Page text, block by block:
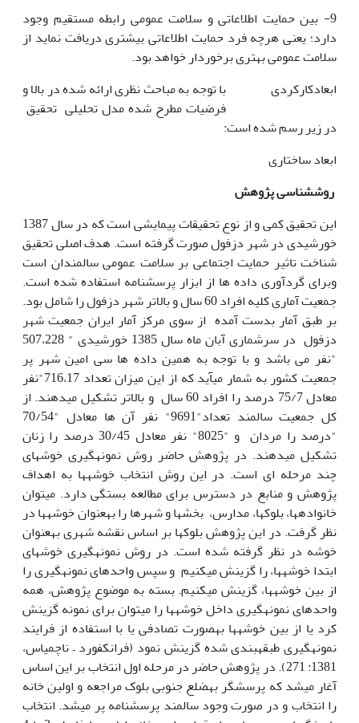
9- بین حمایت اطلاعاتی و سلامت عمومی رابطه مستقیم وجود
دارد؛ یعنی هرچه فرد حمایت اطلاعاتی بیشتری دریافت نماید از
سلامت عمومی بهتری برخوردار خواهد بود.
ابعادکارکردی
با توجه به مباحث نظری ارائه شده در بالا و
فرضیات مطرح شده مدل تحلیلی تحقیق
در زیر رسم شده است:
ابعاد ساختاری
روش­شناسی پژوهش
این تحقیق کمی و از نوع تحقیقات پیمایشی است که در سال 1387
خورشیدی در شهر دزفول صورت گرفته است. هدف اصلی تحقیق
شناخت تاثیر حمایت اجتماعی بر سلامت عمومی سالمندان است
وبرای گردآوری داده ها از ابزار پرسشنامه استفاده شده است.
جمعیت آماری کلیه افراد 60 سال و بالاتر شهر دزفول را شامل بود.
بر طبق آمار بدست آمده از سوی مرکز آمار ایران جمعیت شهر
دزفول در سرشماری آبان ماه سال 1385 خورشیدی " 507،228
"نفر می باشد و با توجه به همین داده ها سی امین شهر پر
جمعیت کشور به شمار می­آید که از این میزان تعداد 716،17"نفر
معادل 75/7 درصد را افراد 60 سال و بالاتر تشکیل می­دهند. از
کل جمعیت سالمند تعداد"9691" نفر آن ها معادل "70/54
"درصد را مردان و "8025" نفر معادل 30/45 درصد را زنان
تشکیل می­دهند. در پژوهش حاضر روش نمونه­گیری خوشه­ای
چند مرحله ای است. در این روش انتخاب خوشه­ها به اهداف
پژوهش و منابع در دسترس برای مطالعه بستگی دارد. می­توان
خانواده­ها، بلوک­ها، مدارس، بخش­ها و شهرها را به­عنوان خوشه­ها در
نظر گرفت. در این پژوهش بلوک­ها بر اساس نقشه شهری به­عنوان
خوشه در نظر گرفته شده است. در روش نمونه­گیری خوشه­ای
ابتدا خوشه­ها، را گزینش می­کنیم و سپس واحدهای نمونه­گیری را
از بین خوشه­ها، گزینش می­کنیم. بسته به موضوع پژوهش، همه
واحدهای نمونه­گیری داخل خوشه­ها را می­توان برای نمونه گزینش
کرد یا از بین خوشه­ها به­صورت تصادفی یا با استفاده از فرایند
نمونه­گیری طبقه­بندی شده گزینش نمود (فرانکفورد – ناچمیاس،
1381: 271). در پژوهش حاضر در مرحله اول انتخاب بر این اساس
آغار می­شد که پرسش­­گر به­ضلع جنوبی بلوک مراجعه و اولین خانه
را انتخاب و در صورت وجود سالمند پرسش­نامه پر می­شد. انتخاب